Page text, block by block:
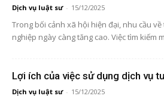
Dịch vụ luật sư - 15/12/2025
Trong bối cảnh xã hội hiện đại, nhu cầu
nghiệp ngày càng tăng cao. Việc tìm kiếm
Lợi ích của việc sử dụng dịch vụ
Dịch vụ luật sư - 15/12/2025